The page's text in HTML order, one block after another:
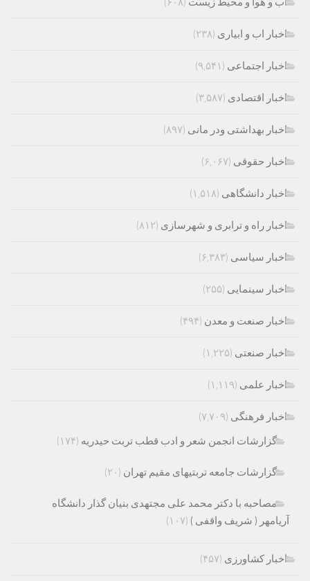
اخبار اب و ابیاری (۲۳۸)
اخبار اجتماعی (۹,۵۴۱)
اخبار اقتصادی (۳,۵۸۷)
اخبار بهداشتی ودر مانی (۸۹۷)
اخبار حقوقی (۶,۰۶۷)
اخبار دانشگاهی (۱,۵۱۸)
اخبار راه و ترابری و شهرسازی (۸۱۲)
اخبار سیاسی (۶,۳۸۳)
اخبار سینمایی (۲۵۵)
اخبار صنعت و معدن (۴۹۴)
اخبار صنعتی (۱,۲۲۵)
اخبار علمی (۱,۱۱۹)
اخبار فرهنگی (۷,۷۰۹)
گزارشات انجمن شعر و ادب قطب تربت حیدریه (۱۷۴)
گزارشات جامعه تربتیهای مقیم تهران (۲۰)
مصاحبه با دکتر محمد علی مجتهدی بنیان گذار دانشگاه
آریامهر ( شریف واقفی ) (۱۰۷)
اخبار کشاورزی (۴۵۷)